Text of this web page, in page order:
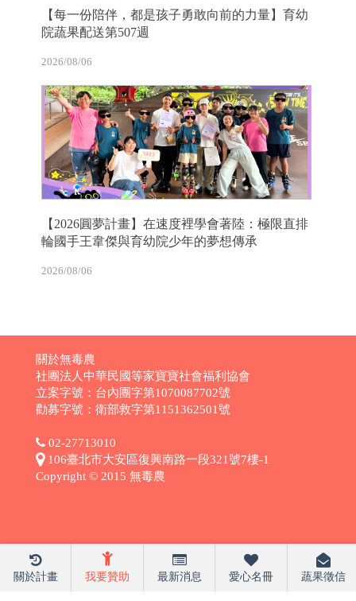
【每一份陪伴，都是孩子勇敢向前的力量】育幼
院蔬果配送第507週
2026/08/06
【2026圓夢計畫】在速度裡學會著陸：極限直排
輪國手王韋傑與育幼院少年的夢想傳承
2026/08/06
關於計畫 我要贊助 最新消息 愛心名冊 蔬果徵信
關於無毒農
社團法人中華民國等家寶寶社會福利協會
立案字號：台內團字第1070087702號
勸募字號：衛部救字第1151362501號
02-27713010
106臺北市大安區復興南路一段321號7樓-1
Copyright © 2015 無毒農